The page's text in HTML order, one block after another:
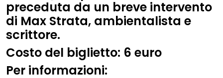
preceduta da un breve intervento
di Max Strata, ambientalista e
scrittore.
Costo del biglietto: 6 euro
Per informazioni: